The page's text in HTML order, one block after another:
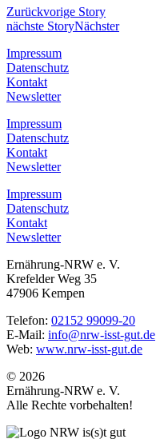
Zurückvorige Story
nächste StoryNächster
Impressum
Datenschutz
Kontakt
Newsletter
Impressum
Datenschutz
Kontakt
Newsletter
Impressum
Datenschutz
Kontakt
Newsletter
Ernährung-NRW e. V.
Krefelder Weg 35
47906 Kempen
Telefon: 02152 99099-20
E-Mail: info@nrw-isst-gut.de
Web: www.nrw-isst-gut.de
© 2026
Ernährung-NRW e. V.
Alle Rechte vorbehalten!